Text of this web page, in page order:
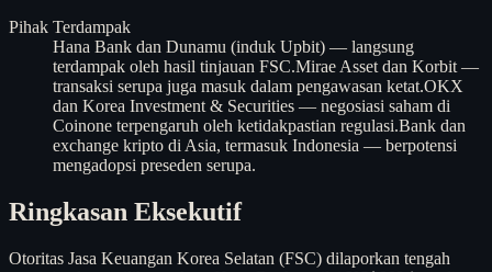
Pihak Terdampak
Hana Bank dan Dunamu (induk Upbit) — langsung
terdampak oleh hasil tinjauan FSC.Mirae Asset dan Korbit —
transaksi serupa juga masuk dalam pengawasan ketat.OKX
dan Korea Investment & Securities — negosiasi saham di
Coinone terpengaruh oleh ketidakpastian regulasi.Bank dan
exchange kripto di Asia, termasuk Indonesia — berpotensi
mengadopsi preseden serupa.
Ringkasan Eksekutif
Otoritas Jasa Keuangan Korea Selatan (FSC) dilaporkan tengah